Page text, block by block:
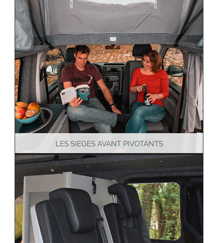
LES SIEGES AVANT PIVOTANTS